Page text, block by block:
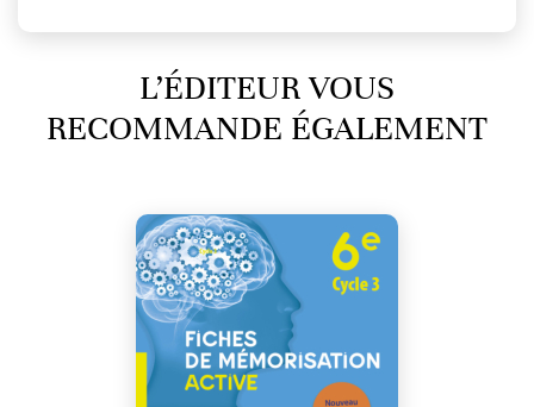
L’ÉDITEUR VOUS
RECOMMANDE ÉGALEMENT